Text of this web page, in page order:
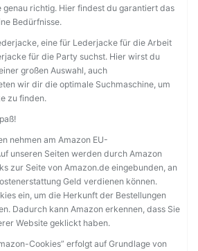
richtig. Hier findest du garantiert das
Bedürfnisse.
eine für Lederjacke für die Arbeit
für die Party suchst. Hier wirst du
großen Auswahl, auch
wir dir die optimale Suchmaschine, um
zu finden.
nehmen am Amazon EU-
unseren Seiten werden durch Amazon
zur Seite von Amazon.de eingebunden, an
Geld verdienen können.
ein, um die Herkunft der Bestellungen
Dadurch kann Amazon erkennen, dass Sie
Website geklickt haben.
Cookies” erfolgt auf Grundlage von